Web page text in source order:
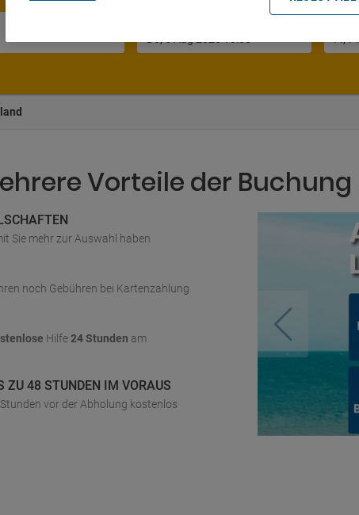
Vorteile der
Sie mehr zur Auswahl haben
noch Gebühren bei Kartenzahlung
Hilfe24 Stunden am
ZU 48 STUNDEN IM VORAUS
vor der Abholung kostenlos